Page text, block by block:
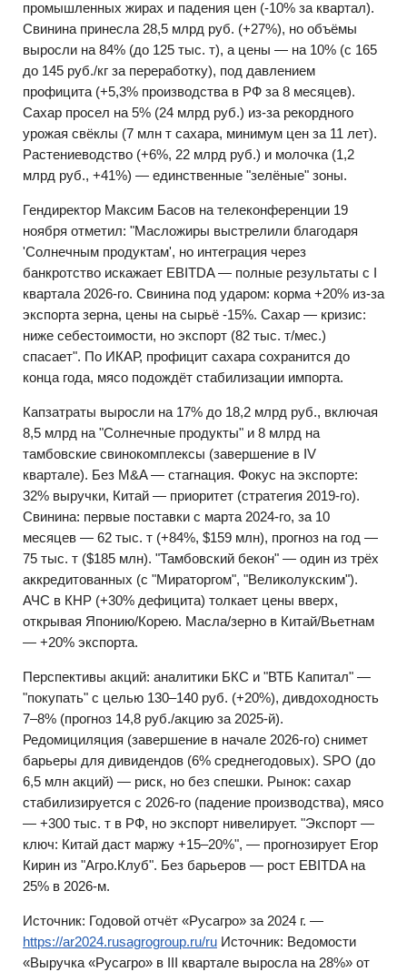
промышленных жирах и падения цен (-10% за квартал).
Свинина принесла 28,5 млрд руб. (+27%), но объёмы
выросли на 84% (до 125 тыс. т), а цены — на 10% (с 165
до 145 руб./кг за переработку), под давлением
профицита (+5,3% производства в РФ за 8 месяцев).
Сахар просел на 5% (24 млрд руб.) из-за рекордного
урожая свёклы (7 млн т сахара, минимум цен за 11 лет).
Растениеводство (+6%, 22 млрд руб.) и молочка (1,2
млрд руб., +41%) — единственные "зелёные" зоны.
Гендиректор Максим Басов на телеконференции 19
ноября отметил: "Масложиры выстрелили благодаря
'Солнечным продуктам', но интеграция через
банкротство искажает EBITDA — полные результаты с I
квартала 2026-го. Свинина под ударом: корма +20% из-за
экспорта зерна, цены на сырьё -15%. Сахар — кризис:
ниже себестоимости, но экспорт (82 тыс. т/мес.)
спасает". По ИКАР, профицит сахара сохранится до
конца года, мясо подождёт стабилизации импорта.
Капзатраты выросли на 17% до 18,2 млрд руб., включая
8,5 млрд на "Солнечные продукты" и 8 млрд на
тамбовские свинокомплексы (завершение в IV
квартале). Без M&A — стагнация. Фокус на экспорте:
32% выручки, Китай — приоритет (стратегия 2019-го).
Свинина: первые поставки с марта 2024-го, за 10
месяцев — 62 тыс. т (+84%, $159 млн), прогноз на год —
75 тыс. т ($185 млн). "Тамбовский бекон" — один из трёх
аккредитованных (с "Мираторгом", "Великолукским").
АЧС в КНР (+30% дефицита) толкает цены вверх,
открывая Японию/Корею. Масла/зерно в Китай/Вьетнам
— +20% экспорта.
Перспективы акций: аналитики БКС и "ВТБ Капитал" —
"покупать" с целью 130–140 руб. (+20%), дивдоходность
7–8% (прогноз 14,8 руб./акцию за 2025-й).
Редомициляция (завершение в начале 2026-го) снимет
барьеры для дивидендов (6% среднегодовых). SPO (до
6,5 млн акций) — риск, но без спешки. Рынок: сахар
стабилизируется с 2026-го (падение производства), мясо
— +300 тыс. т в РФ, но экспорт нивелирует. "Экспорт —
ключ: Китай даст маржу +15–20%", — прогнозирует Егор
Кирин из "Агро.Клуб". Без барьеров — рост EBITDA на
25% в 2026-м.
Источник: Годовой отчёт «Русагро» за 2024 г. —
https://ar2024.rusagrogroup.ru/ru Источник: Ведомости
«Выручка «Русагро» в III квартале выросла на 28%» от